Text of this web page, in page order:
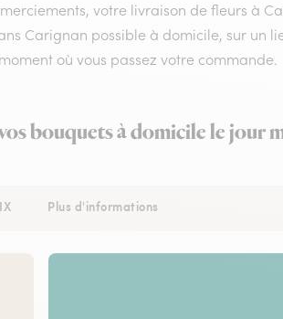
votre livraison de fleurs à
Carignan possible à domicile, sur un
où vous passez votre commande.
bouquets à domicile le jour
Plus d'informations